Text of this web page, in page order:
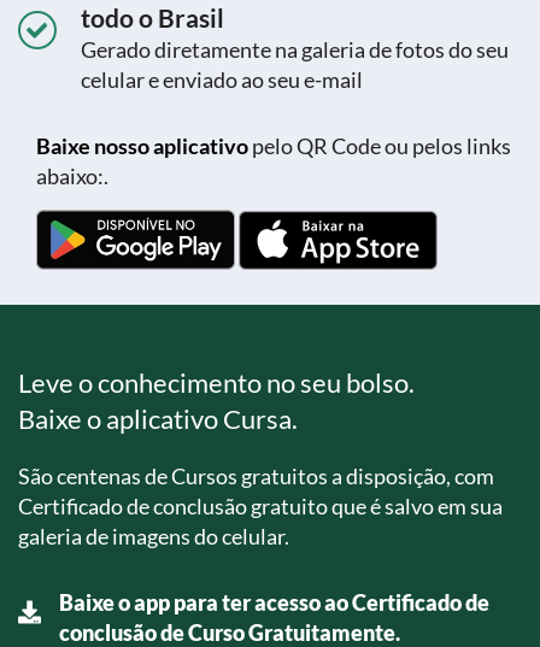
todo o Brasil
Gerado diretamente na galeria de fotos do seu
celular e enviado ao seu e-mail
Baixe nosso aplicativopelo QR Code ou pelos links
abaixo:.
Leve o conhecimento no seu bolso.
Baixe o aplicativo Cursa.
São centenas de Cursos gratuitos a disposição, com
Certificado de conclusão gratuito que é salvo em sua
galeria de imagens do celular.
Baixe o app para ter acesso ao Certificado de
conclusão de Curso Gratuitamente.